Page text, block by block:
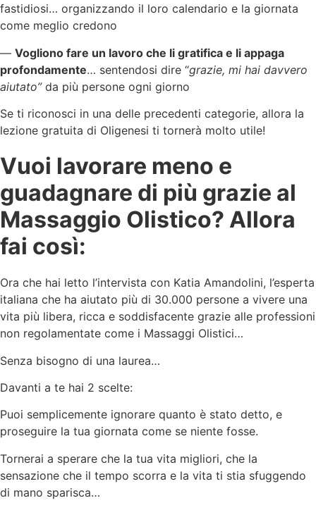
fastidiosi… organizzando il loro calendario e la giornata
come meglio credono
— Vogliono fare un lavoro che li gratifica e li appaga
profondamente… sentendosi dire “grazie, mi hai davvero
aiutato” da più persone ogni giorno
Se ti riconosci in una delle precedenti categorie, allora la
lezione gratuita di Oligenesi ti tornerà molto utile!
Vuoi lavorare meno e
guadagnare di più grazie al
Massaggio Olistico? Allora
fai così:
Ora che hai letto l’intervista con Katia Amandolini, l’esperta
italiana che ha aiutato più di 30.000 persone a vivere una
vita più libera, ricca e soddisfacente grazie alle professioni
non regolamentate come i Massaggi Olistici…
Senza bisogno di una laurea…
Davanti a te hai 2 scelte:
Puoi semplicemente ignorare quanto è stato detto, e
proseguire la tua giornata come se niente fosse.
Tornerai a sperare che la tua vita migliori, che la
sensazione che il tempo scorra e la vita ti stia sfuggendo
di mano sparisca…